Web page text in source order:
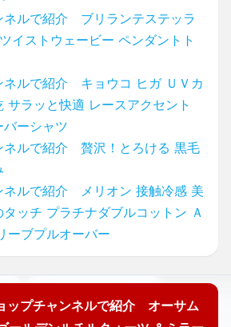
ネルで紹介 ブリランテステッラ
イストウェービー ペンダントト
ネルで紹介 キョウコ ヒガ ＵＶカ
サラッと快適 レースアクセント
ーシャツ
ネルで紹介 贅沢！とろける 黒毛
ネルで紹介 メリオン 接触冷感 美
タッチ プラチナダブルコットン Ａ
ーブプルオーバー
ップチャンネルで紹介 オーサム